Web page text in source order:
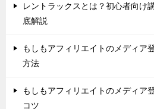
レントラックスとは？初心者向け
底解説
もしもアフィリエイトのメディア
方法
もしもアフィリエイトのメディア
コツ